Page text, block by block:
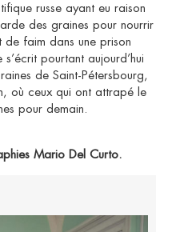
russe ayant eu raison
des graines pour nourrir
de faim dans une prison
pourtant aujourd’hui
de Saint-Pétersbourg,
où ceux qui ont attrapé le
pour demain.
Mario Del Curto.